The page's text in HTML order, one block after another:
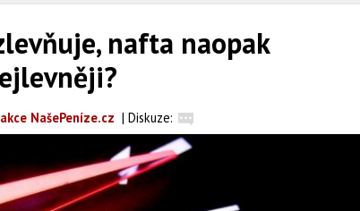
nafta naopak
NašePeníze.cz | Diskuze: